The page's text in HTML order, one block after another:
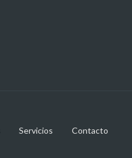
Servicios Contacto